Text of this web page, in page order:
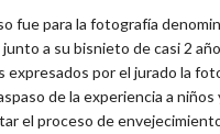
fue para la fotografía
a su bisnieto de casi 2
por el jurado la
de la experiencia a
el proceso de